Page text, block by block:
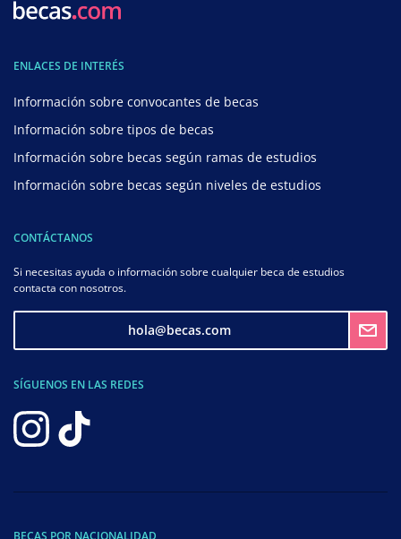
ENLACES DE INTERÉS
Información sobre convocantes de becas
Información sobre tipos de becas
Información sobre becas según ramas de estudios
Información sobre becas según niveles de estudios
CONTÁCTANOS
Si necesitas ayuda o información sobre cualquier beca de estudios
contacta con nosotros.
hola@becas.com
SÍGUENOS EN LAS REDES
BECAS POR NACIONALIDAD